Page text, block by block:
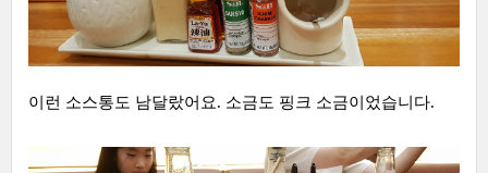
이런 소스통도 남달랐어요. 소금도 핑크 소금이었습니다.